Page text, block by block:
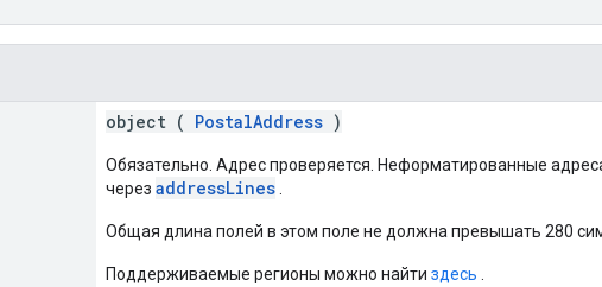
object ( PostalAddress )
Обязательно. Адрес проверяется. Неформатированные
через addressLines
Общая длина полей в этом поле не должна превышать 280
Поддерживаемые регионы можно найти здесь